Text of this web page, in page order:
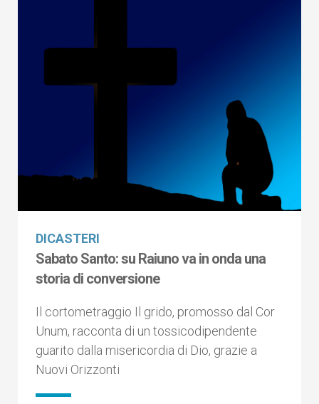
DICASTERI
Sabato Santo: su Raiuno va in onda una
storia di conversione
Il cortometraggio Il grido, promosso dal Cor
Unum, racconta di un tossicodipendente
guarito dalla misericordia di Dio, grazie a
Nuovi Orizzonti